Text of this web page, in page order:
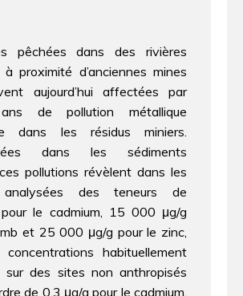
pêchées dans des rivières
proximité d’anciennes mines
aujourd’hui affectées par
de pollution métallique
dans les résidus miniers.
dans les sédiments
pollutions révèlent dans les
analysées des teneurs de
le cadmium, 15 000 μg/g
et 25 000 μg/g pour le zinc,
habituellement
sur des sites non anthropisés
de 0,3 μg/g pour le cadmium,